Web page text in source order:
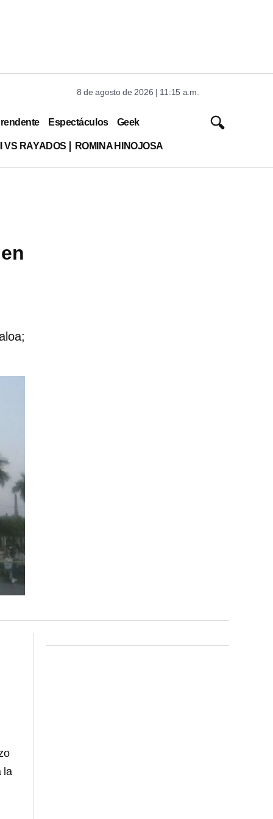
8 de agosto de 2026 | 11:15 a.m.
Espectáculos Geek
VS RAYADOS ROMINA HINOJOSA
la